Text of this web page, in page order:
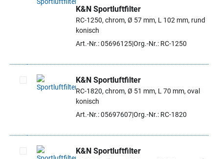
Artikel auswählen
K&N Sportluftfilter
RC-1250, chrom, Ø 57 mm, L 102 mm, rund
konisch
Art.-Nr.: 05696125Org.-Nr.: RC-1250
Artikel auswählen
K&N Sportluftfilter
RC-1820, chrom, Ø 51 mm, L 70 mm, oval
konisch
Art.-Nr.: 05697607Org.-Nr.: RC-1820
K&N Sportluftfilter